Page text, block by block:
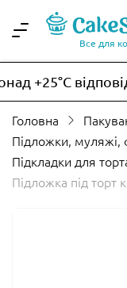
Все для
+25°C
Головна
Підложки,
Підкладки для
Підложка під торт